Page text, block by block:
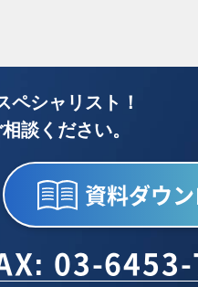
ペシャリスト！
談ください。
資料ダウ
03-